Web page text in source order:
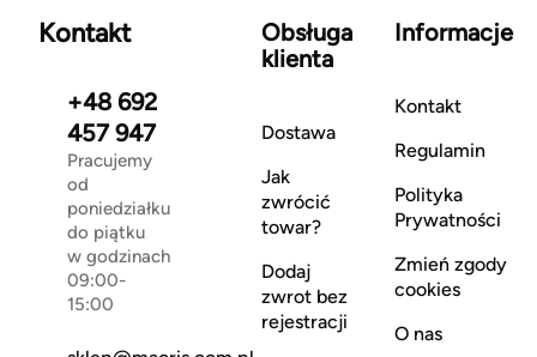
Kontakt
+48 692
457 947
Pracujemy
od
poniedziałku
do piątku
w godzinach
09:00-
15:00
Obsługa
klienta
Dostawa
Jak
zwrócić
towar?
Dodaj
zwrot bez
rejestracji
Informacje
Kontakt
Regulamin
Polityka
Prywatności
Zmień zgody
cookies
O nas